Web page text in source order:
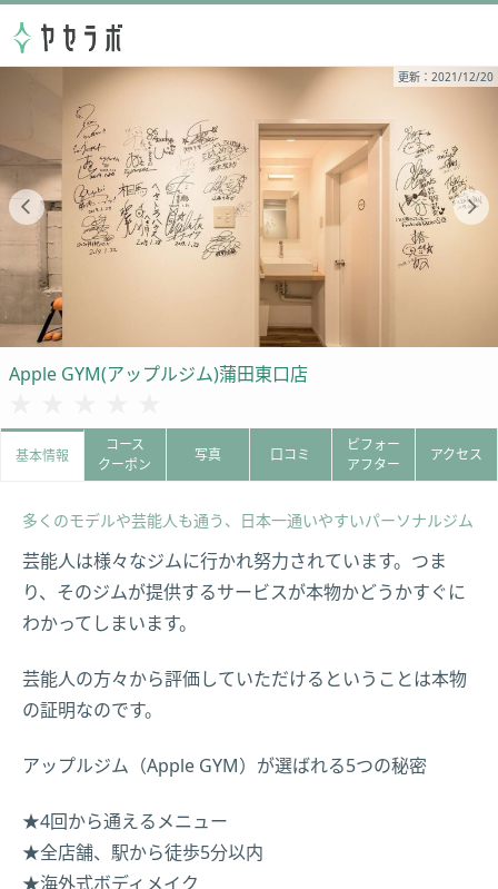
更新：2021/12/20
Apple GYM(アップルジム)蒲田東口店
基本情報
コース
クーポン
写真 口コミ
ビフォー
アフター
アクセス
多くのモデルや芸能人も通う、日本一通いやすいパーソナルジム
芸能人は様々なジムに行かれ努力されています。つま
り、そのジムが提供するサービスが本物かどうかすぐに
わかってしまいます。
芸能人の方々から評価していただけるということは本物
の証明なのです。
アップルジム（Apple GYM）が選ばれる5つの秘密
★4回から通えるメニュー
★全店舗、駅から徒歩5分以内
★海外式ボディメイク